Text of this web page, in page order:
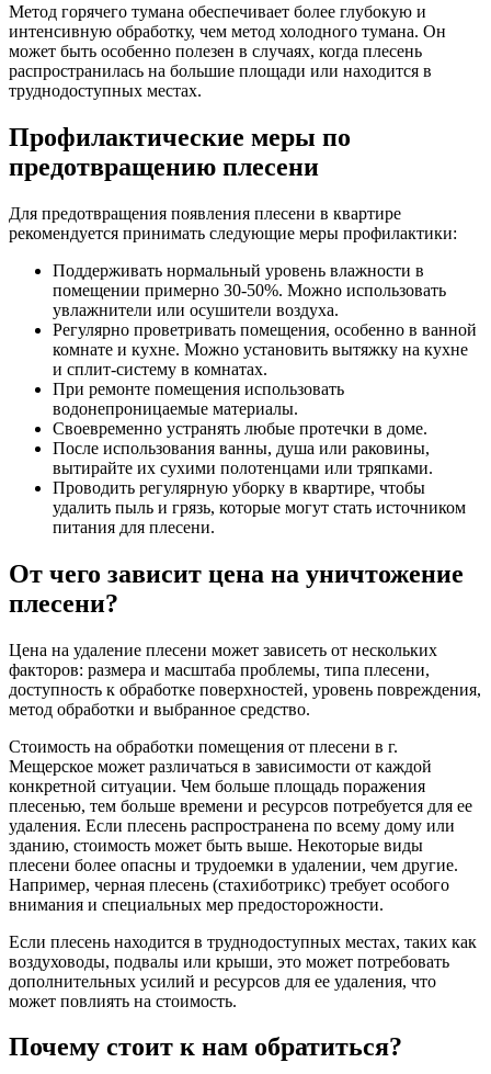
Метод горячего тумана обеспечивает более глубокую и
интенсивную обработку, чем метод холодного тумана. Он
может быть особенно полезен в случаях, когда плесень
распространилась на большие площади или находится в
труднодоступных местах.
Профилактические меры по
предотвращению плесени
Для предотвращения появления плесени в квартире
рекомендуется принимать следующие меры профилактики:
Поддерживать нормальный уровень влажности в
помещении примерно 30-50%. Можно использовать
увлажнители или осушители воздуха.
Регулярно проветривать помещения, особенно в ванной
комнате и кухне. Можно установить вытяжку на кухне
и сплит-систему в комнатах.
При ремонте помещения использовать
водонепроницаемые материалы.
Своевременно устранять любые протечки в доме.
После использования ванны, душа или раковины,
вытирайте их сухими полотенцами или тряпками.
Проводить регулярную уборку в квартире, чтобы
удалить пыль и грязь, которые могут стать источником
питания для плесени.
От чего зависит цена на уничтожение
плесени?
Цена на удаление плесени может зависеть от нескольких
факторов: размера и масштаба проблемы, типа плесени,
доступность к обработке поверхностей, уровень повреждения,
метод обработки и выбранное средство.
Стоимость на обработки помещения от плесени в г.
Мещерское может различаться в зависимости от каждой
конкретной ситуации. Чем больше площадь поражения
плесенью, тем больше времени и ресурсов потребуется для ее
удаления. Если плесень распространена по всему дому или
зданию, стоимость может быть выше. Некоторые виды
плесени более опасны и трудоемки в удалении, чем другие.
Например, черная плесень (стахиботрикс) требует особого
внимания и специальных мер предосторожности.
Если плесень находится в труднодоступных местах, таких как
воздуховоды, подвалы или крыши, это может потребовать
дополнительных усилий и ресурсов для ее удаления, что
может повлиять на стоимость.
Почему стоит к нам обратиться?